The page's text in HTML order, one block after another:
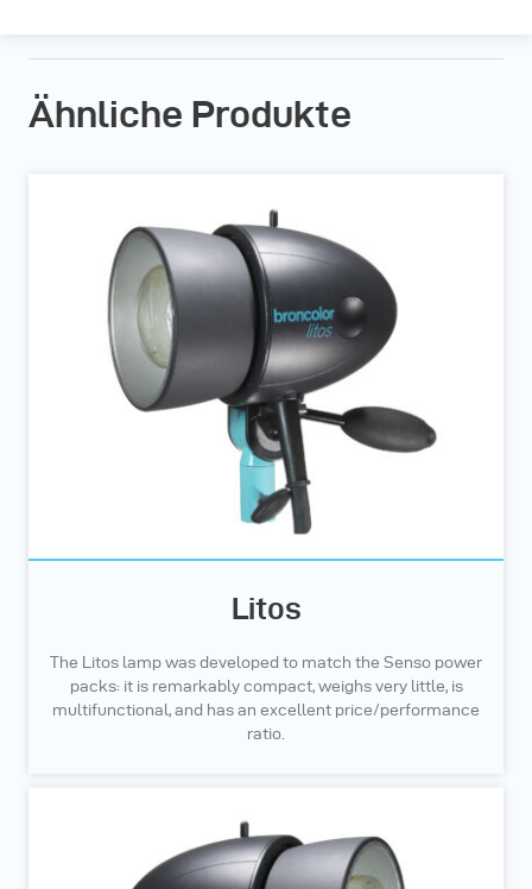
Ähnliche Produkte
Litos
The Litos lamp was developed to match the Senso power
packs: it is remarkably compact, weighs very little, is
multifunctional, and has an excellent price/performance
ratio.